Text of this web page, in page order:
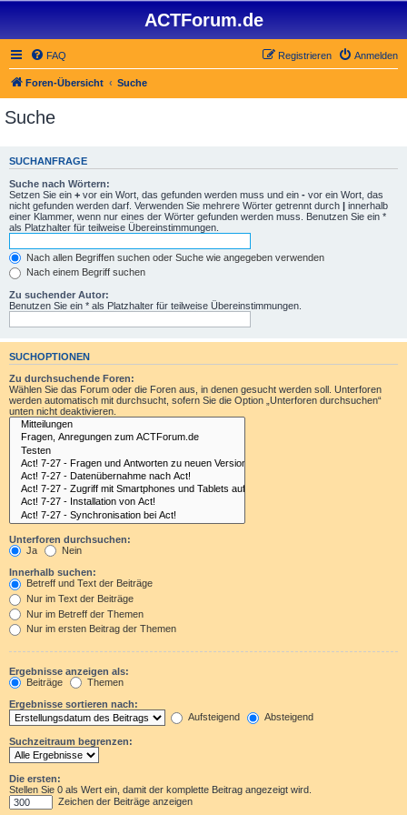
ACTForum.de
FAQ Anmelden
Registrieren
Foren-Übersicht Suche
Suche
SUCHANFRAGE
Suche nach Wörtern:
Setzen Sie ein + vor ein Wort, das gefunden werden muss und ein - vor ein Wort, das
nicht gefunden werden darf. Verwenden Sie mehrere Wörter getrennt durch | innerhalb
einer Klammer, wenn nur eines der Wörter gefunden werden muss. Benutzen Sie ein *
als Platzhalter für teilweise Übereinstimmungen.
Nach allen Begriffen suchen oder Suche wie angegeben verwenden
Nach einem Begriff suchen
Zu suchender Autor:
Benutzen Sie ein * als Platzhalter für teilweise Übereinstimmungen.
SUCHOPTIONEN
Zu durchsuchende Foren:
Wählen Sie das Forum oder die Foren aus, in denen gesucht werden soll. Unterforen
werden automatisch mit durchsucht, sofern Sie die Option „Unterforen durchsuchen“
unten nicht deaktivieren.
Unterforen durchsuchen:
Ja
Nein
Innerhalb suchen:
Betreff und Text der Beiträge
Nur im Text der Beiträge
Nur im Betreff der Themen
Nur im ersten Beitrag der Themen
Ergebnisse anzeigen als:
Beiträge
Themen
Ergebnisse sortieren nach:
Aufsteigend
Absteigend
Suchzeitraum begrenzen:
Die ersten:
Stellen Sie 0 als Wert ein, damit der komplette Beitrag angezeigt wird.
Zeichen der Beiträge anzeigen